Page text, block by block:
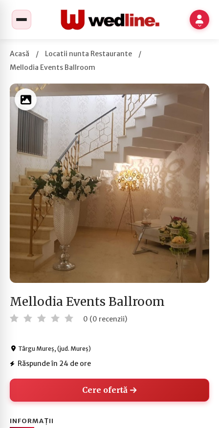
Acasă / Locatii nunta Restaurante
/
Mellodia Events Ballroom
Mellodia Events Ballroom
0 (0 recenzii)
Târgu Mureș, (jud. Mureș)
Răspunde în 24 de ore
Cere ofertă
INFORMAȚII